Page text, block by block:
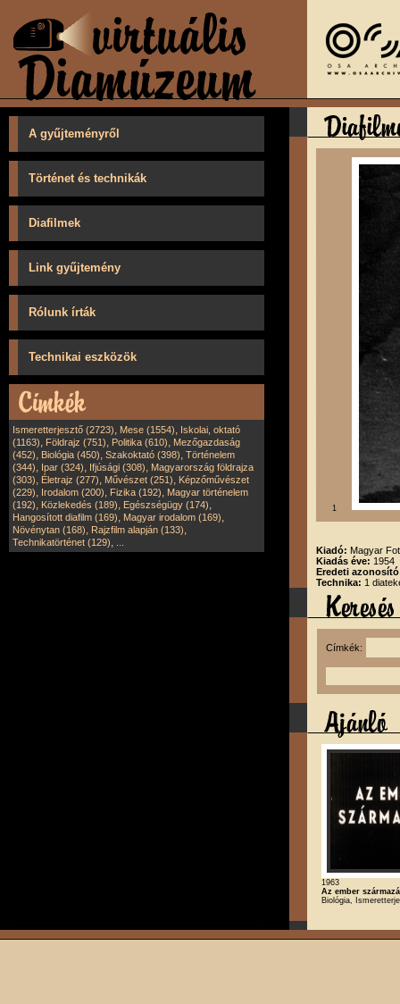
A gyűjteményről
Történet és technikák
Diafilmek
Link gyűjtemény
Rólunk írták
Technikai eszközök
Ismeretterjesztő (2723), Mese (1554), Iskolai, oktató
(1163), Földrajz (751), Politika (610), Mezőgazdaság
(452), Biológia (450), Szakoktató (398), Történelem
(344), Ipar (324), Ifjúsági (308), Magyarország földrajza
(303), Életrajz (277), Művészet (251), Képzőművészet
(229), Irodalom (200), Fizika (192), Magyar történelem
(192), Közlekedés (189), Egészségügy (174),
Hangosított diafilm (169), Magyar irodalom (169),
Növénytan (168), Rajzfilm alapján (133),
Technikatörténet (129),
1
Kiadó: Magyar
Kiadás éve: 1954
Eredeti
Technika: 1
Címkék:
1963
Az ember
Biológia,